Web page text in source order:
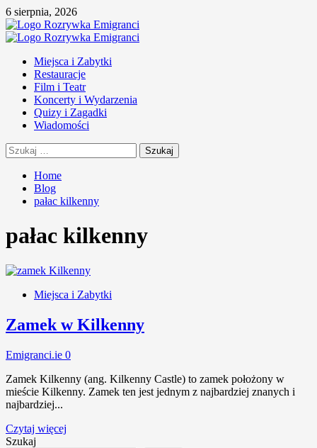
Skip
to
content
6 sierpnia, 2026
Primary
Miejsca i Zabytki
Restauracje
Film i Teatr
Koncerty i Wydarzenia
Quizy i Zagadki
Wiadomości
Szukaj:
Home
Blog
pałac kilkenny
pałac kilkenny
Miejsca i Zabytki
Zamek w Kilkenny
Emigranci.ie 0
Zamek Kilkenny (ang. Kilkenny Castle) to zamek położony w
mieście Kilkenny. Zamek ten jest jednym z najbardziej znanych i
najbardziej...
Czytaj więcej
Szukaj